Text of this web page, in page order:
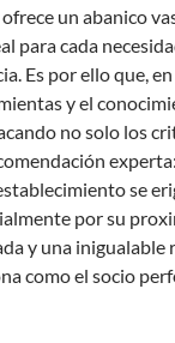
un abanico
para cada
Es por ello que,
y el
no solo los
se
por su
y una inigualable
como el socio